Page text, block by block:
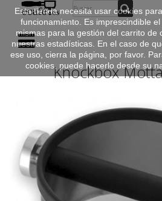
Knockbox
Esta tienda necesita usar cookies
funcionamiento. Es imprescindible
mismas para la gestión del carrito de
nuestras estadísticas. En el caso de
ese uso, cierra la página, por favor.
cookies, puede hacerlo desde su